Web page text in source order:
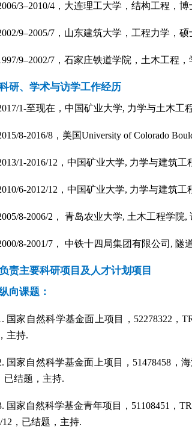
3–2010/4，大连理工大学，结构工程，
9–2005/7，山东建筑大学，工程力学，
9–2002/7，石家庄铁道学院，土木工程，
研、学术与访学工作经历
1-至现在，中国矿业大学, 力学与土木工
8-2016/8，美国University of Colorado
1-2016/12 ，中国矿业大学, 力学与建筑工
6-2012/12 ，中国矿业大学, 力学与建筑工
8-2006/2 ， 青岛农业大学, 土木工程学院,
8-2001/7， 中铁十四局集团有限公司 , 隧
责主要科研项目及人才计划项目
向课题：
国家自然科学基金面上项目， 52278322 ，
主持.
国家自然科学基金面上项目， 51478458 ，
已结题，主持.
国家自然科学基金青年项目， 51108451 ，
12 ，已结题，主持.